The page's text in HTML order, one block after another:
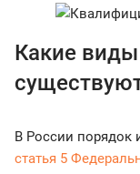
Какие
В России порядок
статья 5